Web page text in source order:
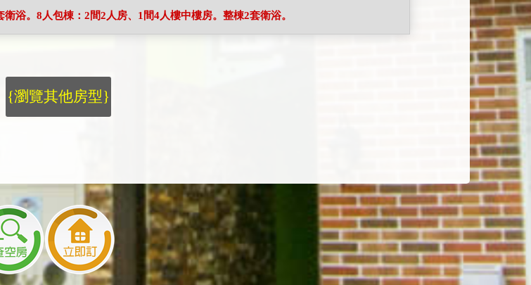
浴。8人包棟：2間2人房、1間4人樓中樓房。整棟2套衛浴。
{瀏覽其他房型}